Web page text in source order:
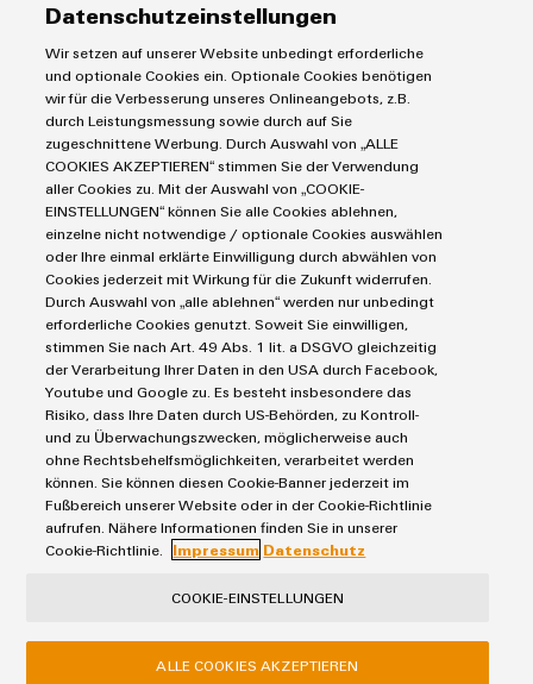
Windenergie
Effizienter
Betrieb
von
Windparks
Assemblierungsservice
Bestückte
Klemmenleisten
Modifizierte
und
bestückte
Gehäuse
Kundenspezifische
Kabelkonfektionierung
Produktinnovationen
Praxisnahe
Verbindungen für
Ihre Industrie.
Unsere Neuheiten
Connectivity.
Koppelrelais
Leiterplattensteckverbinder und Leiterplattenklemmen
Markierungssysteme
Reihenklemmen
Stromversorgungen
Industrial IoT
Industrial Security
Single Pair Ethernet
Smart Metering
SNAP IN Anschlusstechnologie
Workplace Solutions
Service
Connectivity Consulting
eShop / Digitale Bestellmöglichkeiten
Engineering-Daten
PCB Connector Services
Support Center
Technische Produktkataloge
Weidmüller Configurator
Industrien
Datencenter
Gerätehersteller
Maschinenbau
Photovoltaik
Wasserstoff
Weidmüller Industry Match
Windenergie
Impressum
Einkaufs- /Lieferanteninformationen
Datenschutzerklärung
Cookie Richtlinie
Cookie Einstellungen
Weidmüller GmbH & Co KG
Klingenbergstraße 26
32758 Detmold
Tel.: +49 5231 14-280
Datenschutzeinstellungen
Wir setzen auf unserer Website unbedingt erforderliche
und optionale Cookies ein. Optionale Cookies benötigen
wir für die Verbesserung unseres Onlineangebots, z.B.
durch Leistungsmessung sowie durch auf Sie
zugeschnittene Werbung. Durch Auswahl von „ALLE
COOKIES AKZEPTIEREN“ stimmen Sie der Verwendung
aller Cookies zu. Mit der Auswahl von „COOKIE-
EINSTELLUNGEN“ können Sie alle Cookies ablehnen,
einzelne nicht notwendige / optionale Cookies auswählen
oder Ihre einmal erklärte Einwilligung durch abwählen von
Cookies jederzeit mit Wirkung für die Zukunft widerrufen.
Durch Auswahl von „alle ablehnen“ werden nur unbedingt
erforderliche Cookies genutzt. Soweit Sie einwilligen,
stimmen Sie nach Art. 49 Abs. 1 lit. a DSGVO gleichzeitig
der Verarbeitung Ihrer Daten in den USA durch Facebook,
Youtube und Google zu. Es besteht insbesondere das
Risiko, dass Ihre Daten durch US-Behörden, zu Kontroll-
und zu Überwachungszwecken, möglicherweise auch
ohne Rechtsbehelfsmöglichkeiten, verarbeitet werden
können. Sie können diesen Cookie-Banner jederzeit im
Fußbereich unserer Website oder in der Cookie-Richtlinie
aufrufen. Nähere Informationen finden Sie in unserer
Cookie-Richtlinie.
Impressum Datenschutz
COOKIE-EINSTELLUNGEN
ALLE COOKIES AKZEPTIEREN